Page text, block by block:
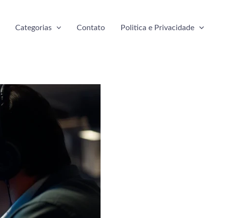
Categorias Contato Politica e Privacidade